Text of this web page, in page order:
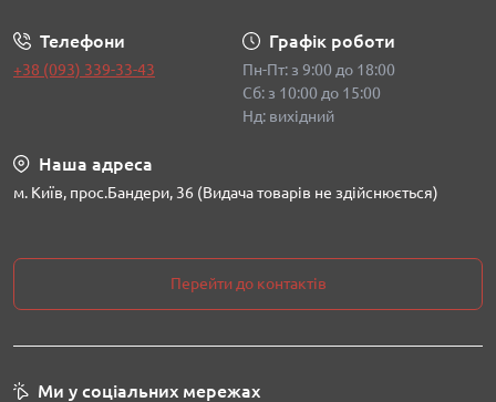
Телефони
+38 (093) 339-33-43
Графік роботи
Пн-Пт: з 9:00 до 18:00
Сб: з 10:00 до 15:00
Нд: вихідний
Наша адреса
м. Київ, прос.Бандери, 36 (Видача товарів не здійснюється)
Перейти до контактів
Ми у соціальних мережах